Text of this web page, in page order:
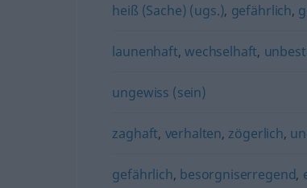
heiß (Sache) (ugs.), gefährlich,
launenhaft,wechselhaft,
ungewiss (sein)
zaghaft, verhalten, zögerlich,
gefährlich, besorgniserregend,